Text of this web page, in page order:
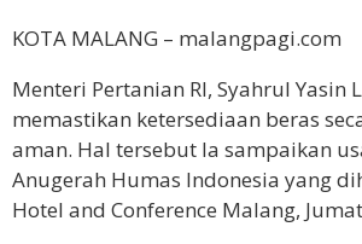
KOTA MALANG – malangpagi.com
Menteri Pertanian RI, Syahrul Yasin
memastikan ketersediaan beras
aman. Hal tersebut Ia sampaikan
Anugerah Humas Indonesia yang
Hotel and Conference Malang,